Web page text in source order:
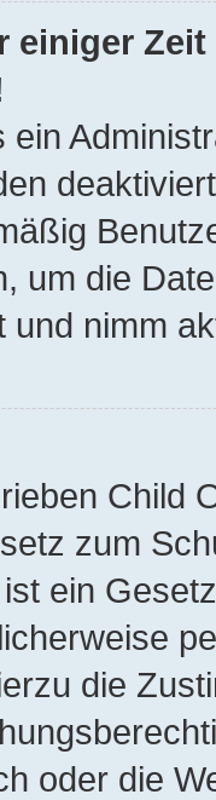
einiger
ein
um die
und nimm
Child
zum
ein
die
oder die